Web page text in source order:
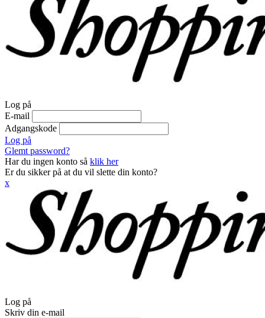
Log på
E-mail
Adgangskode
Log på
Glemt password?
Har du ingen konto så klik her
Er du sikker på at du vil slette din konto?
x
Log på
Skriv din e-mail